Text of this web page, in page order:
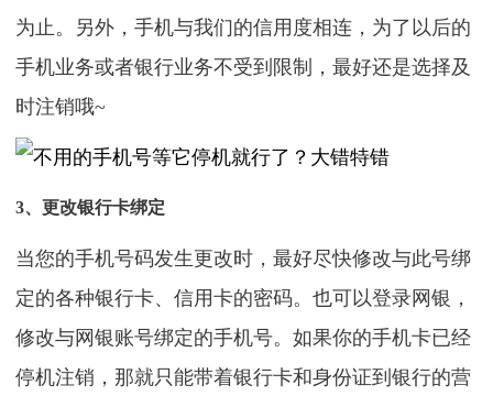
为止。另外，手机与我们的信用度相连，为了以后的
手机业务或者银行业务不受到限制，最好还是选择及
时注销哦~
3、更改银行卡绑定
当您的手机号码发生更改时，最好尽快修改与此号绑
定的各种银行卡、信用卡的密码。也可以登录网银，
修改与网银账号绑定的手机号。如果你的手机卡已经
停机注销，那就只能带着银行卡和身份证到银行的营